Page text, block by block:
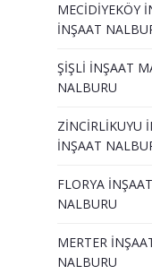
MECİDİYEKÖY
İNŞAAT
ŞİŞLİ İNŞAAT
NALBURU
ZİNCİRLİKUYU
İNŞAAT
FLORYA
NALBURU
MERTER
NALBURU